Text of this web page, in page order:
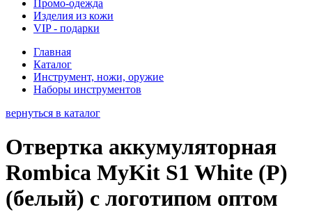
Промо-одежда
Изделия из кожи
VIP - подарки
Главная
Каталог
Инструмент, ножи, оружие
Наборы инструментов
вернуться в каталог
Отвертка аккумуляторная
Rombica MyKit S1 White (Р)
(белый) с логотипом оптом